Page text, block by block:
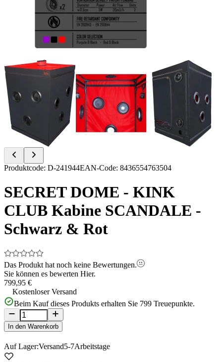
Item
of
16
Produktcode: D-241944EAN-Code: 8436554763504
SECRET DOME - KINK
CLUB Kabine SCANDALE -
Schwarz & Rot
Das Produkt hat noch keine Bewertungen.
Sie können es bewerten Hier.
799,95 €
Kostenloser Versand
Beim Kauf dieses Produkts erhalten Sie 799 Treuepunkte.
In den Warenkorb
Auf Lager:Versand5-7Arbeitstage